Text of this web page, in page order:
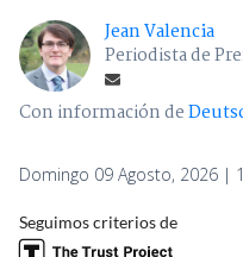
Jean Valencia
Periodista de
Con información de
Domingo 09 Agosto, 2026 |
Seguimos criterios de